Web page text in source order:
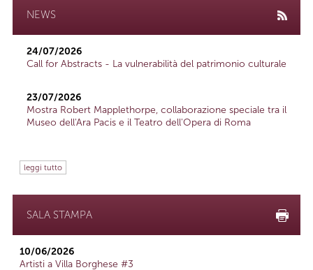
NEWS
24/07/2026
Call for Abstracts - La vulnerabilità del patrimonio culturale
23/07/2026
Mostra Robert Mapplethorpe, collaborazione speciale tra il
Museo dell'Ara Pacis e il Teatro dell'Opera di Roma
leggi tutto
SALA STAMPA
10/06/2026
Artisti a Villa Borghese #3